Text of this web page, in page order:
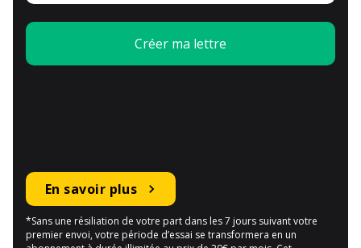
Créer ma lettre
En savoir plus
*Sans une résiliation de votre part dans les 7 jours suivant votre
premier envoi, votre période d’essai se transformera en un